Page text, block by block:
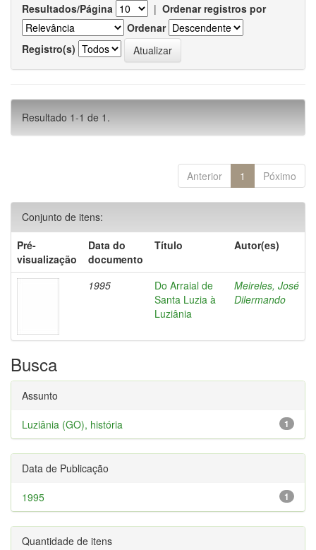
Resultados/Página | Ordenar registros por
Ordenar
Registro(s)
Resultado 1-1 de 1.
Anterior 1 Póximo
Conjunto de itens:
Pré-
visualização
Data do
documento
Título Autor(es)
1995
Do Arraial de
Santa Luzia à
Luziânia
Meireles, José
Dilermando
Busca
Assunto
1
Luziânia (GO), história
Data de Publicação
1
1995
Quantidade de itens